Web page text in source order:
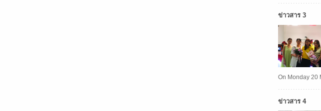
ข่าวสาร 3
On Monday 20
ข่าวสาร 4